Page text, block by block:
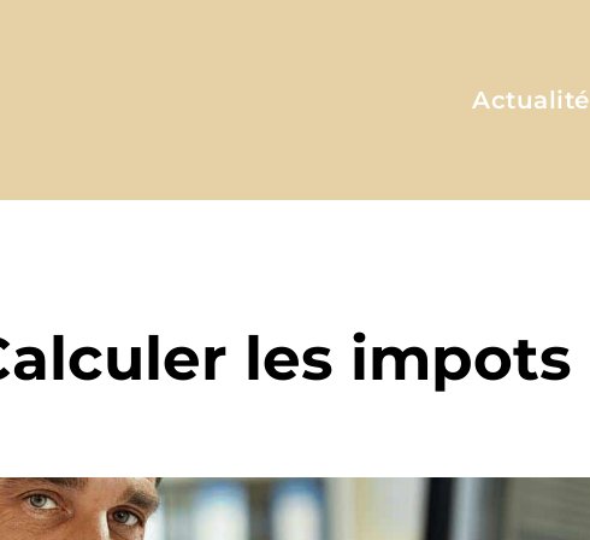
Actualité
les impots